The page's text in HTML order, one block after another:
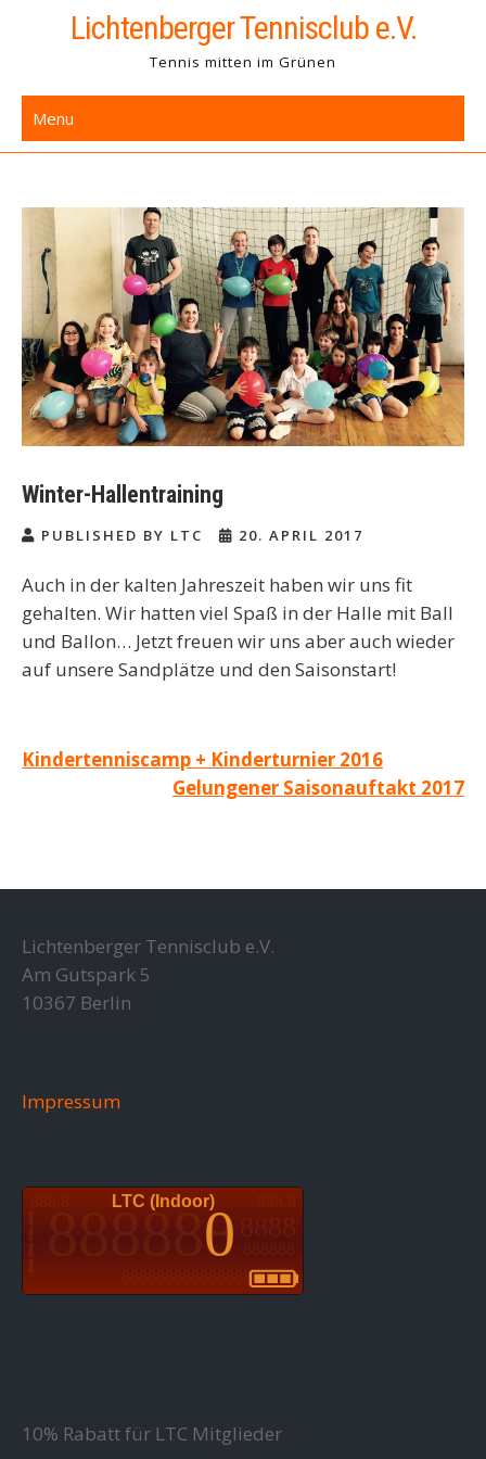
Lichtenberger Tennisclub e.V.
Tennis mitten im Grünen
Menu
Winter-Hallentraining
PUBLISHED BY LTC 20. APRIL 2017
Auch in der kalten Jahreszeit haben wir uns fit
gehalten. Wir hatten viel Spaß in der Halle mit Ball
und Ballon… Jetzt freuen wir uns aber auch wieder
auf unsere Sandplätze und den Saisonstart!
Beitragsnavigation
Kindertenniscamp + Kinderturnier 2016
Gelungener Saisonauftakt 2017
Lichtenberger Tennisclub e.V.
Am Gutspark 5
10367 Berlin
Impressum
10% Rabatt für LTC Mitglieder